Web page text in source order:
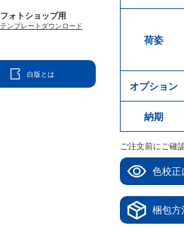
フォトショップ用
テンプレートダウンロード
白版とは
荷姿
オプション
納期
ご注文前にご確
色校正
梱包方